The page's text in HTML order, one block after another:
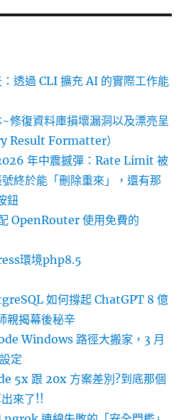
透過 CLI 擴充 AI 的實際工作能
修復資料庫損壞漏洞以及漂亮呈
Result Formatter）
年中震撼彈：Rate Limit 被
終於能「刪除重來」，還有那
鈕
OpenRouter 使用免費的
環境php8.5
如何撐起 ChatGPT 8 億
親揭幕後秘辛
Windows 路徑大搬家，3 月
定
5x 跟 20x 方案差別?到底那個
來了!!